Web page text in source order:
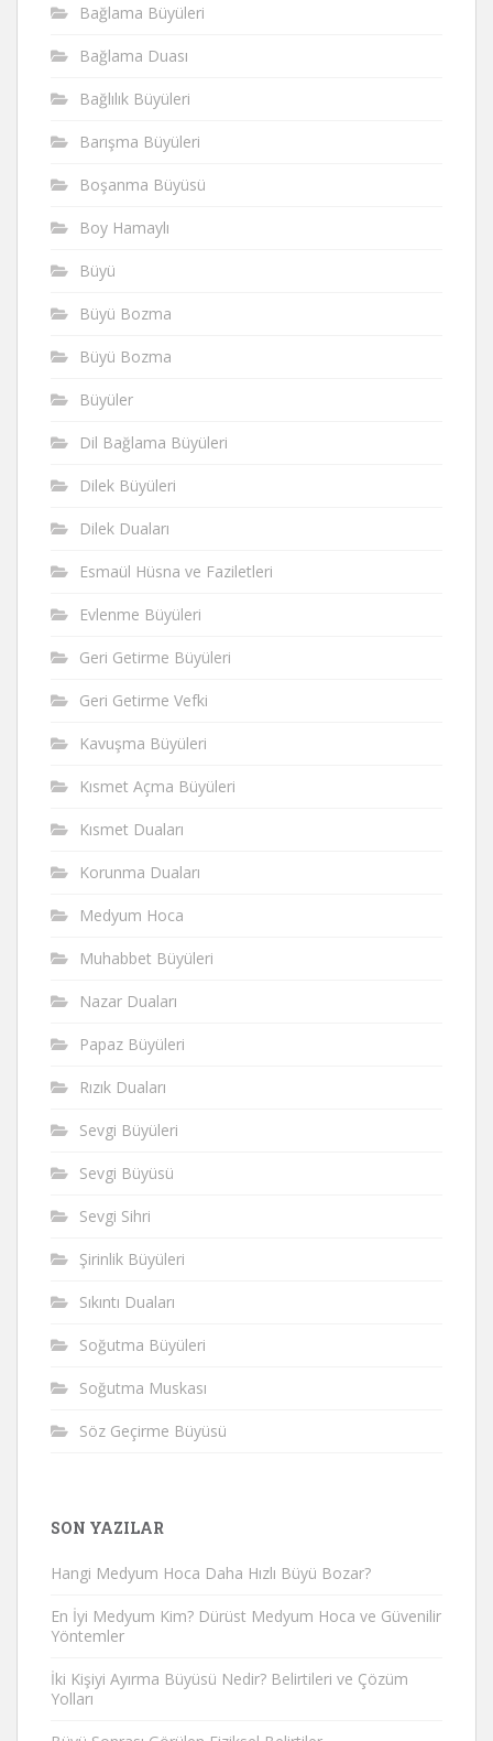
Bağlama Büyüleri
Bağlama Duası
Bağlılık Büyüleri
Barışma Büyüleri
Boşanma Büyüsü
Boy Hamaylı
Büyü
Büyü Bozma
Büyü Bozma
Büyüler
Dil Bağlama Büyüleri
Dilek Büyüleri
Dilek Duaları
Esmaül Hüsna ve Faziletleri
Evlenme Büyüleri
Geri Getirme Büyüleri
Geri Getirme Vefki
Kavuşma Büyüleri
Kısmet Açma Büyüleri
Kısmet Duaları
Korunma Duaları
Medyum Hoca
Muhabbet Büyüleri
Nazar Duaları
Papaz Büyüleri
Rızık Duaları
Sevgi Büyüleri
Sevgi Büyüsü
Sevgi Sihri
Şirinlik Büyüleri
Sıkıntı Duaları
Soğutma Büyüleri
Soğutma Muskası
Söz Geçirme Büyüsü
SON YAZILAR
Hangi Medyum Hoca Daha Hızlı Büyü Bozar?
En İyi Medyum Kim? Dürüst Medyum Hoca ve Güvenilir
Yöntemler
İki Kişiyi Ayırma Büyüsü Nedir? Belirtileri ve Çözüm
Yolları